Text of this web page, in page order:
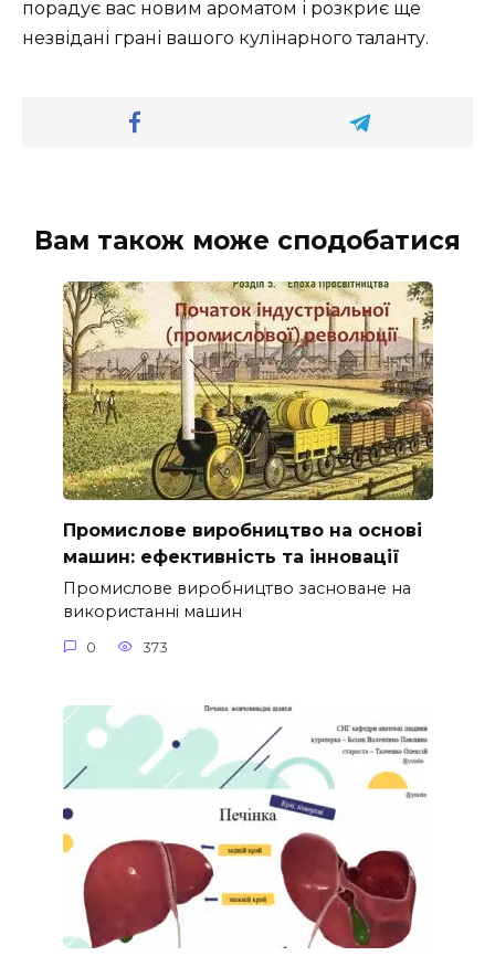
порадує вас новим ароматом і розкриє ще
незвідані грані вашого кулінарного таланту.
Вам також може сподобатися
Промислове виробництво на основі
машин: ефективність та інновації
Промислове виробництво засноване на
використанні машин
0 373